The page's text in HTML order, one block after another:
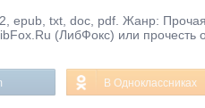
epub, txt, doc, pdf. Жанр:
(ЛибФокс) или прочесть
В Одноклассниках